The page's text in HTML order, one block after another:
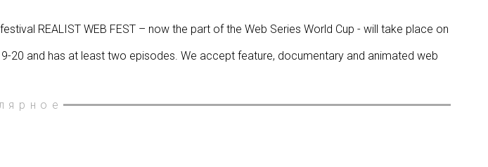
REALIST WEB FEST – now the part of the Web Series World Cup - will take place on
20 and has at least two episodes. We accept feature, documentary and animated web